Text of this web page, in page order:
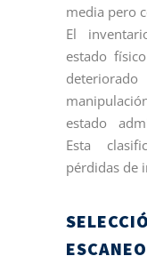
media pero
El
estado
estado
Esta
pérdidas de